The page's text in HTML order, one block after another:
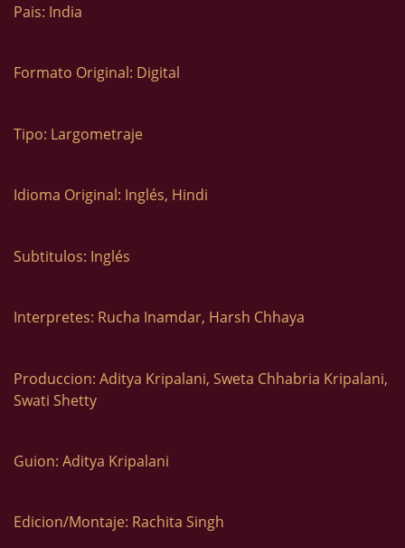
Pais: India
Formato Original: Digital
Tipo: Largometraje
Idioma Original: Inglés, Hindi
Subtitulos: Inglés
Interpretes: Rucha Inamdar, Harsh Chhaya
Produccion: Aditya Kripalani, Sweta Chhabria Kripalani,
Swati Shetty
Guion: Aditya Kripalani
Edicion/Montaje: Rachita Singh